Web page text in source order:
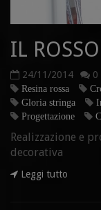
IL ROSSO
24/11/2014 0
Resina rossa
Gloria stringa
Progettazione
Realizzazione e
decorativa
Leggi tutto